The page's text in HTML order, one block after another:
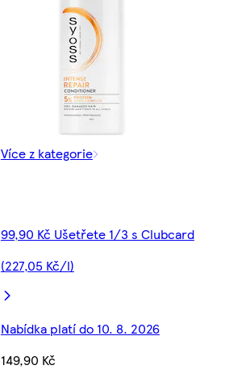
Více z kategorie
99,90 Kč Ušetřete 1/3 s Clubcard
(227,05 Kč/l)
Nabídka platí do 10. 8. 2026
149,90 Kč